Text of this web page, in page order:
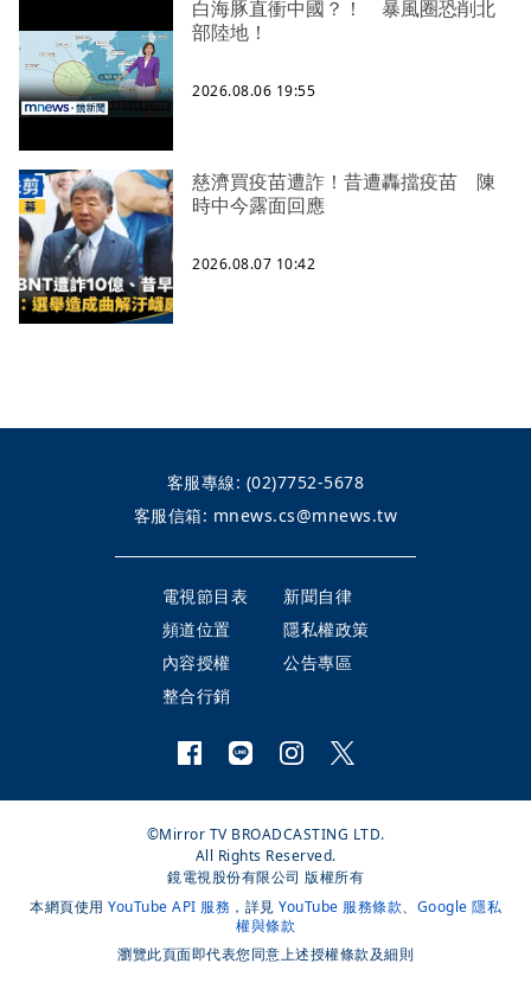
白海豚直衝中國？！ 暴風圈恐削北
部陸地！
2026.08.06 19:55
慈濟買疫苗遭詐！昔遭轟擋疫苗 陳
時中今露面回應
2026.08.07 10:42
客服專線: (02)7752-5678
客服信箱: mnews.cs@mnews.tw
電視節目表
新聞自律
頻道位置
隱私權政策
內容授權
公告專區
整合行銷
©Mirror TV BROADCASTING LTD.
All Rights Reserved.
鏡電視股份有限公司 版權所有
本網頁使用 YouTube API 服務 ，詳見 YouTube 服務條款、 Google 隱私
權與條款
瀏覽此頁面即代表您同意上述授權條款及細則